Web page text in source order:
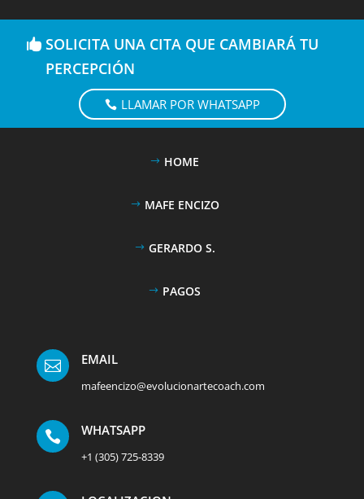
SOLICITA UNA CITA QUE CAMBIARÁ TU
PERCEPCIÓN
LLAMAR POR WHATSAPP
HOME
MAFE ENCIZO
GERARDO S.
PAGOS
 EMAIL
mafeencizo@evolucionartecoach.com
 WHATSAPP
+1 (305) 725-8339